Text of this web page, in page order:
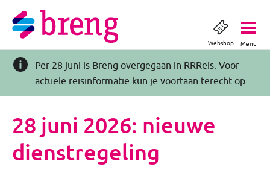
Webshop Menu
Per 28 juni is Breng overgegaan in RRReis. Voor
actuele reisinformatie kun je voortaan terecht op
RRReis.nl >>
28 juni 2026: nieuwe
dienstregeling